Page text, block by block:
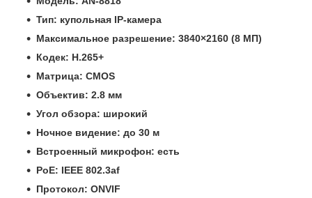
Тип: купольная IP-камера
Максимальное разрешение: 3840×2160 (8 МП)
Кодек: H.265+
Матрица: CMOS
Объектив: 2.8 мм
Угол обзора: широкий
Ночное видение: до 30 м
Встроенный микрофон: есть
PoE: IEEE 802.3af
Протокол: ONVIF